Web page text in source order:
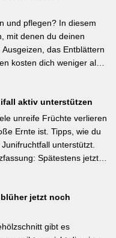
zu vermeiden.
zu dicke Schichten oder
als alleiniges Material
#Mulchen
und pflegen? In diesem
mit denen du deinen
das Entblättern
kosten dich weniger als
Weiterlesen bei
Kurzfassung: Ein bildreich
beginnt direkt nach
wiederholt werden.
rasch abtrocknen.
bei Freilandtomaten das
buschigen Sorten, die
aktiv unterstützen
unreife Früchte verlieren
Ernte ist. Tipps, wie du
unterstützt.
Spätestens jetzt –
Eingreifen vor
von
gilt: max. zwei kräftige
jetzt noch
gibt es